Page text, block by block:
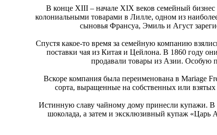
В конце XIII – начале XIX веков семейный
колониальными товарами в Лилле, одном из
сыновья Франсуа, Эмиль и Агуст
Спустя какое-то время за семейную компанию
поставки чая из Китая и Цейлона. В 1860 году
продавали товары из Азии. Особую
Вскоре компания была переименована в Mariage
сорта, выращенные на собственных или
Истинную славу чайному дому принесли купажи. В
шоколада, а затем и эксклюзивный купаж «Царь